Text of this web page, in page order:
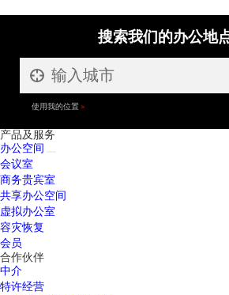
搜索我们的办公地
使用我的位置
产品及服务
办公空间
会议室
商务贵宾室
共享办公空间
虚拟办公室
容灾恢复
会员
合作伙伴
中介
特许经营